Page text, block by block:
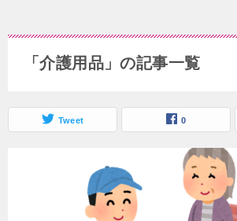
「介護用品」の記事一覧
Tweet 0